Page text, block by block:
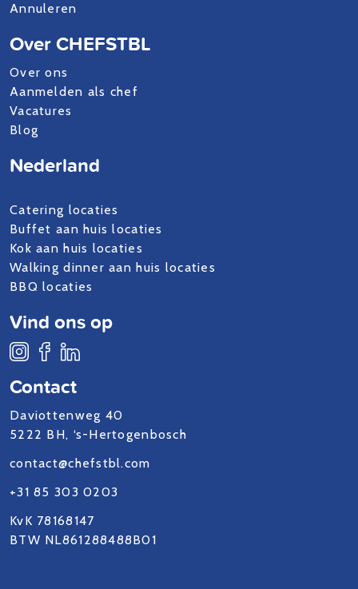
Annuleren
Over CHEFSTBL
Over ons
Aanmelden als chef
Vacatures
Blog
Contact
Daviottenweg 40
5222 BH, ‘s-Hertogenbosch
contact@chefstbl.com
+31 85 303 0203
KvK 78168147
BTW NL861288488B01
Nederland
Catering locaties
Buffet aan huis locaties
Kok aan huis locaties
Walking dinner aan huis locaties
BBQ locaties
Vind ons op